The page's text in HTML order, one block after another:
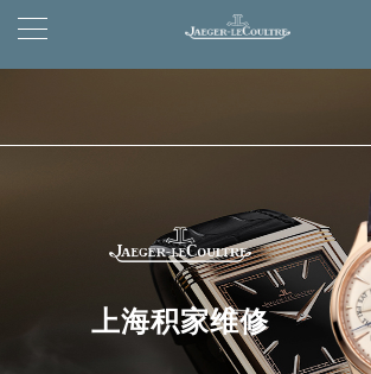
官网公告> 2026年6月上海市浪琴官方售后客户服务热
2026年6月浪琴售后服务中心最新网点地址：
节假日正常营业！
上海积家维修